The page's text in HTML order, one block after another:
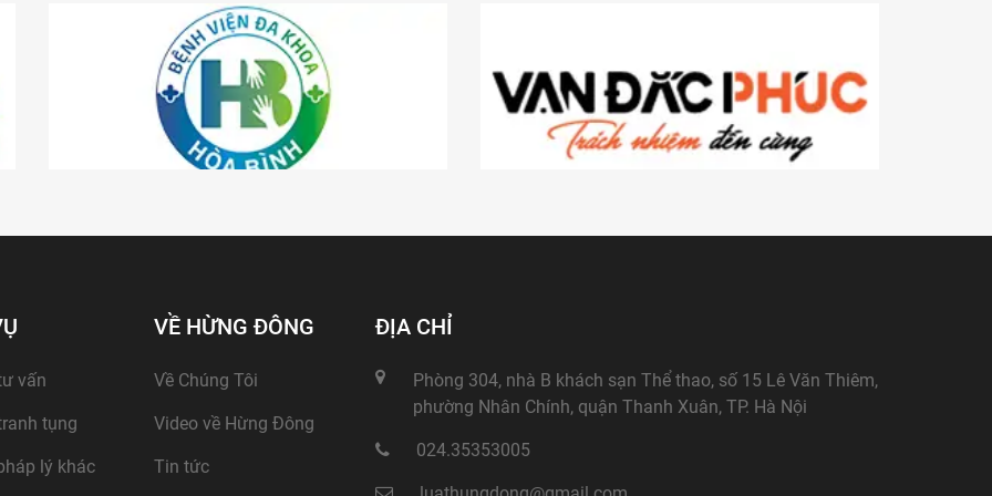
vấn
tụng
lý khác
VỀ HỪNG ĐÔNG
Về Chúng Tôi
Video về Hừng Đông
Tin tức
ĐỊA CHỈ
Phòng 304, nhà B khách sạn Thể thao, số 15 Lê Văn Thiêm,
phường Nhân Chính, quận Thanh Xuân, TP. Hà Nội
024.35353005